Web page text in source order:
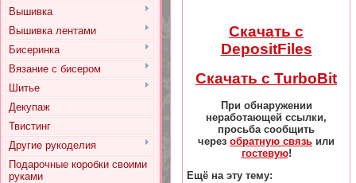
Вышивка
Вышивка лентами
Бисеринка
Вязание с бисером
Шитье
Декупаж
Твистинг
Другие рукоделия
Подарочные коробки своими
руками
Скачать с
DepositFiles
Скачать с TurboBit
При обнаружении
неработающей ссылки,
просьба сообщить
через обратную связь или
гостевую!
Ещё на эту тему: